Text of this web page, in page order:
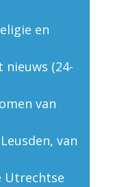
en
(24-
van
van
Utrechtse